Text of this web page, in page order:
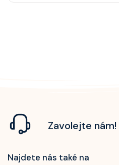
Zavolejte nám!
Najdete nás také na